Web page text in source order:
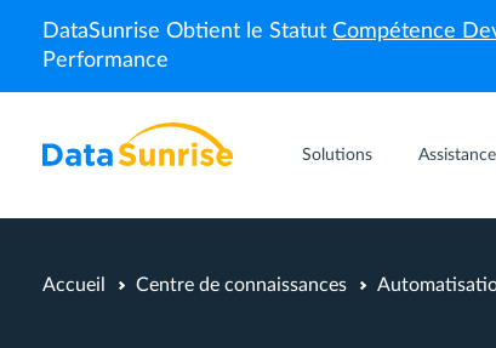
DataSunrise Obtient le Statut Compétence
Performance
Solutions Assistance
Accueil Centre de connaissances